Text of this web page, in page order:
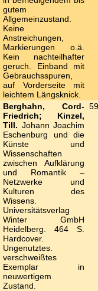
gutem
Allgemeinzustand.
Keine
Anstreichungen,
Markierungen o.ä.
Kein nachteilhafter
geruch. Einband mit
Gebrauchsspuren,
auf Vorderseite mit
leichtem Längsknick.
Berghahn, Cord-
Friedrich; Kinzel,
Till. Johann Joachim
Eschenburg und die
Künste und
Wissenschaften
zwischen Aufklärung
und Romantik –
Netzwerke und
Kulturen des
Wissens.
Universitätsverlag
Winter GmbH
Heidelberg. 464 S.
Hardcover.
Ungenutztes.
verschweißtes
Exemplar in
neuwertigem
Zustand.